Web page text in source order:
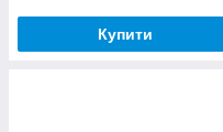
Купити